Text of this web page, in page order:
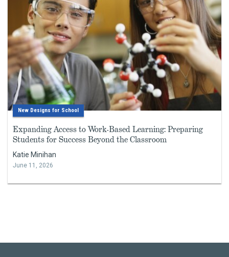
New Designs for School
Expanding Access to Work-Based Learning: Preparing
Students for Success Beyond the Classroom
Katie Minihan
June 11, 2026